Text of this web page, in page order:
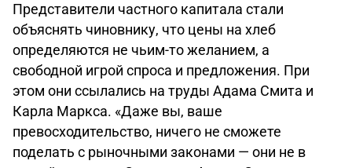
Представители частного капитала стали
объяснять чиновнику, что цены на хлеб
определяются не чьим-то желанием, а
свободной игрой спроса и предложения. При
этом они ссылались на труды Адама Смита и
Карла Маркса. «Даже вы, ваше
превосходительство, ничего не сможете
поделать с рыночными законами — они не в